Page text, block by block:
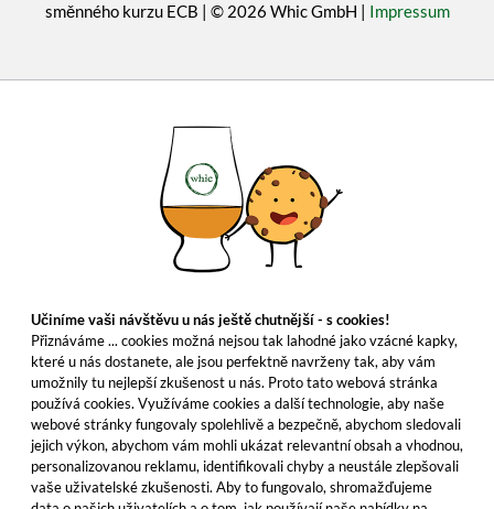
směnného kurzu ECB | © 2026 Whic GmbH | Impressum
Učiníme vaši návštěvu u nás ještě chutnější - s cookies!
Přiznáváme ... cookies možná nejsou tak lahodné jako vzácné kapky,
které u nás dostanete, ale jsou perfektně navrženy tak, aby vám
umožnily tu nejlepší zkušenost u nás. Proto tato webová stránka
používá cookies. Využíváme cookies a další technologie, aby naše
webové stránky fungovaly spolehlivě a bezpečně, abychom sledovali
jejich výkon, abychom vám mohli ukázat relevantní obsah a vhodnou,
personalizovanou reklamu, identifikovali chyby a neustále zlepšovali
vaše uživatelské zkušenosti. Aby to fungovalo, shromažďujeme